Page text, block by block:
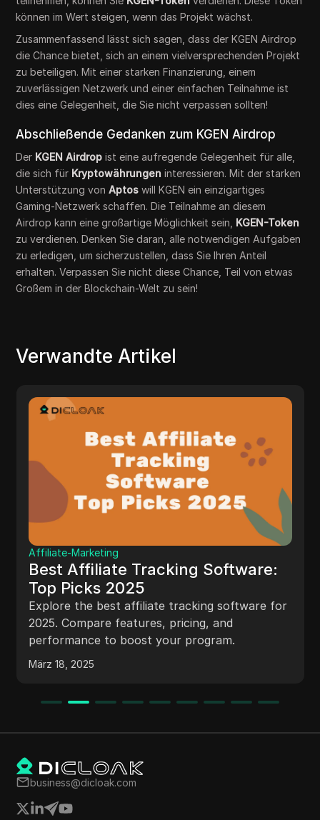
können im Wert steigen, wenn das Projekt wächst.
Zusammenfassend lässt sich sagen, dass der KGEN Airdrop
die Chance bietet, sich an einem vielversprechenden Projekt
zu beteiligen. Mit einer starken Finanzierung, einem
zuverlässigen Netzwerk und einer einfachen Teilnahme ist
dies eine Gelegenheit, die Sie nicht verpassen sollten!
Abschließende Gedanken zum KGEN Airdrop
Der KGEN Airdrop ist eine aufregende Gelegenheit für alle,
die sich für Kryptowährungen interessieren. Mit der starken
Unterstützung vonAptos will KGEN ein einzigartiges
Gaming-Netzwerk schaffen. Die Teilnahme an diesem
Airdrop kann eine großartige Möglichkeit sein, KGEN-Token
zu verdienen. Denken Sie daran, alle notwendigen Aufgaben
zu erledigen, um sicherzustellen, dass Sie Ihren Anteil
erhalten. Verpassen Sie nicht diese Chance, Teil von etwas
Großem in der Blockchain-Welt zu sein!
Verwandte Artikel
Affiliate-Marketing
Best Affiliate Tracking Software:
Top Picks 2025
Explore the best affiliate tracking software for
2025. Compare features, pricing, and
performance to boost your program.
März 18, 2025
business@dicloak.com